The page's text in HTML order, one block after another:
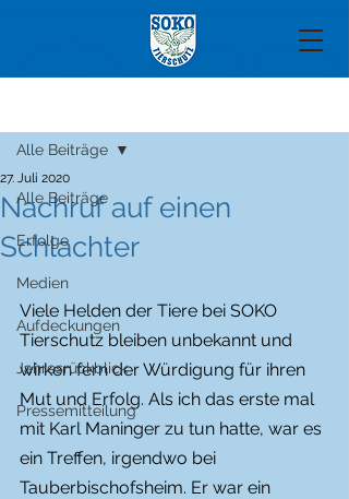
Alle Beiträge
Erfolge
Medien
Aufdeckungen
Jahresrückblick
Pressemitteilung
Alle Beiträge
Nachruf auf einen
Schlachter
27. Juli 2020
Viele Helden der Tiere bei SOKO
Tierschutz bleiben unbekannt und
wirken fern der Würdigung für ihren
Mut und Erfolg. Als ich das erste mal
mit Karl Maninger zu tun hatte, war es
ein Treffen, irgendwo bei
Tauberbischofsheim. Er war ein